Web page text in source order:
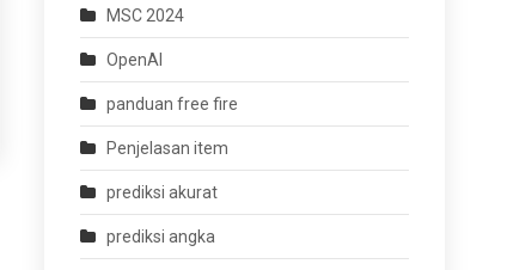
MSC 2024
OpenAI
panduan free fire
Penjelasan item
prediksi akurat
prediksi angka